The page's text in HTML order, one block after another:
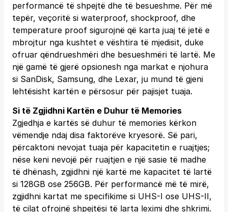
performancë të shpejtë dhe të besueshme. Për më
tepër, veçoritë si waterproof, shockproof, dhe
temperature proof sigurojnë që karta juaj të jetë e
mbrojtur nga kushtet e vështira të mjedisit, duke
ofruar qëndrueshmëri dhe besueshmëri të lartë. Me
një gamë të gjerë opsionesh nga markat e njohura
si SanDisk, Samsung, dhe Lexar, ju mund të gjeni
lehtësisht kartën e përsosur për pajisjet tuaja.
Si të Zgjidhni Kartën e Duhur të Memories
Zgjedhja e kartës së duhur të memories kërkon
vëmendje ndaj disa faktorëve kryesorë. Së pari,
përcaktoni nevojat tuaja për kapacitetin e ruajtjes;
nëse keni nevojë për ruajtjen e një sasie të madhe
të dhënash, zgjidhni një kartë me kapacitet të lartë
si 128GB ose 256GB. Për performancë më të mirë,
zgjidhni kartat me specifikime si UHS-I ose UHS-II,
të cilat ofrojnë shpejtësi të larta leximi dhe shkrimi.